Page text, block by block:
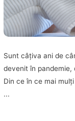
Sunt câţiva ani de
devenit în
Din ce în ce mai
...